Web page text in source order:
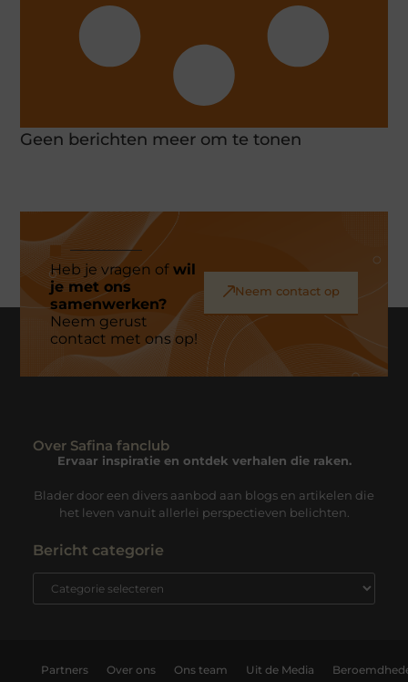
Geen berichten meer om te tonen
Heb je vragen ofwil
je met ons
samenwerken?
Neem gerust
contact met ons op!
Neem contact op
Over Safina fanclub
Ervaar inspiratie en ontdek verhalen die raken.
Blader door een divers aanbod aan blogs en artikelen die
het leven vanuit allerlei perspectieven belichten.
Bericht categorie
Partners Over ons Ons team Uit de Media